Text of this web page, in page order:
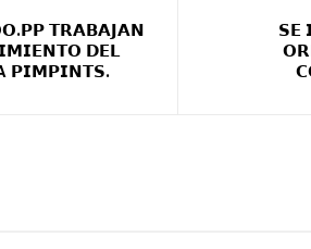
𝗧𝗥𝗔𝗕𝗔𝗝𝗔𝗡
𝗗𝗘𝗟
𝗣𝗜𝗠𝗣𝗜𝗡𝗧𝗦.
𝗦𝗘